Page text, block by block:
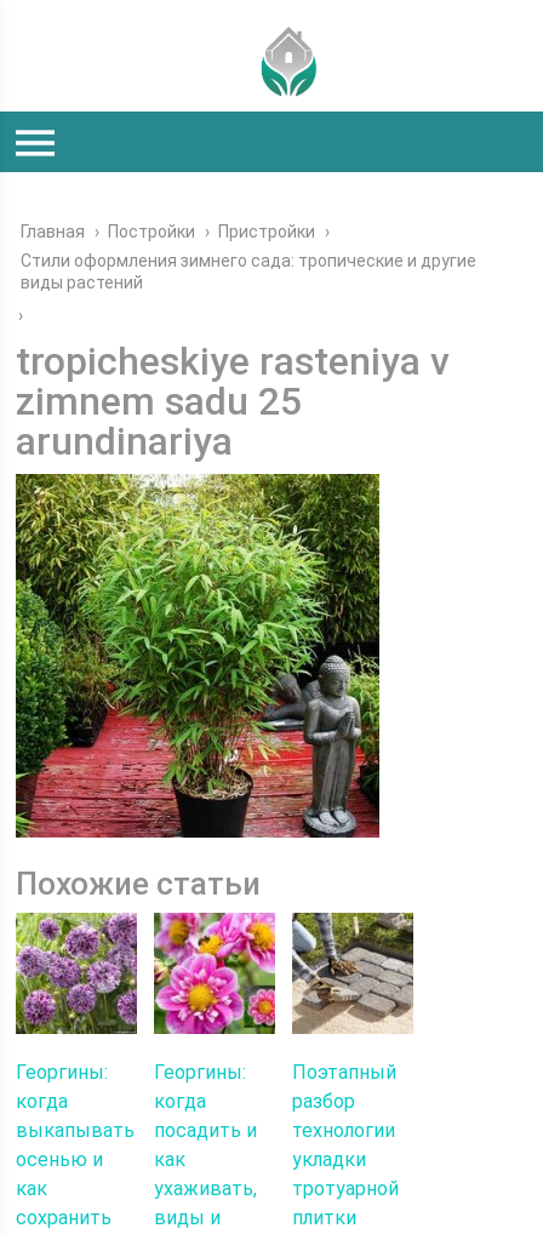
Главная › Постройки › Пристройки
›
Стили оформления зимнего сада: тропические и другие
виды растений
›
tropicheskiye rasteniya v
zimnem sadu 25
arundinariya
Похожие статьи
Георгины:
когда
выкапывать
осенью и
как
сохранить
Георгины:
когда
посадить и
как
ухаживать,
виды и
Поэтапный
разбор
технологии
укладки
тротуарной
плитки